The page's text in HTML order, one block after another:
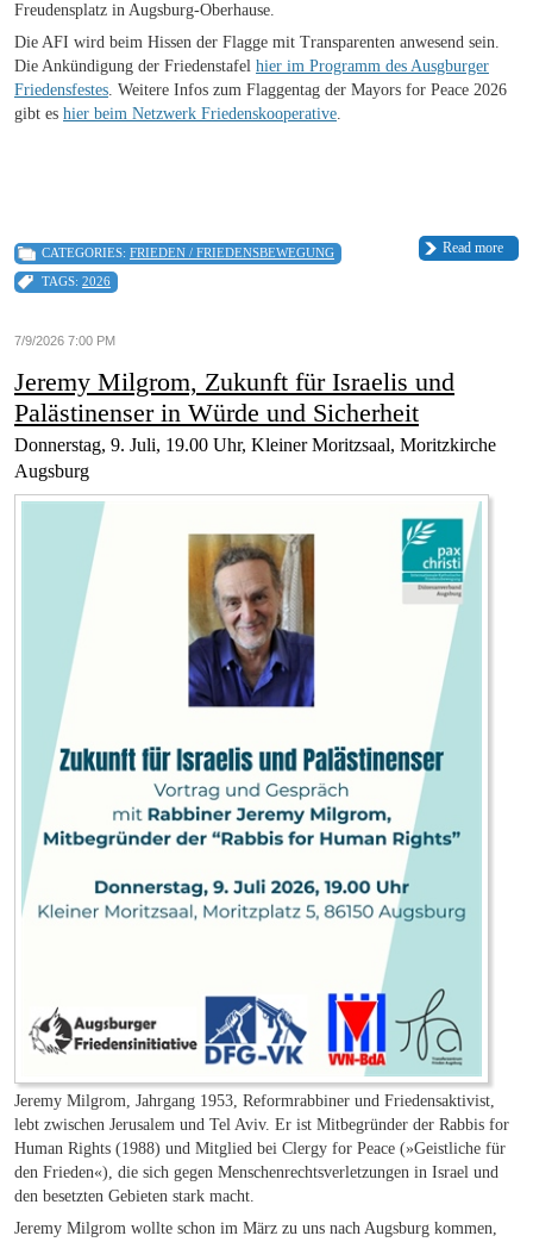
Freudensplatz in Augsburg-Oberhause.
Die AFI wird beim Hissen der Flagge mit Transparenten anwesend sein.
Die Ankündigung der Friedenstafel hier im Programm des Ausgburger
Friedensfestes. Weitere Infos zum Flaggentag der Mayors for Peace 2026
gibt es hier beim Netzwerk Friedenskooperative.
Read more
CATEGORIES: FRIEDEN / FRIEDENSBEWEGUNG
TAGS: 2026
7/9/2026 7:00 PM
Jeremy Milgrom, Zukunft für Israelis und
Palästinenser in Würde und Sicherheit
Donnerstag, 9. Juli, 19.00 Uhr, Kleiner Moritzsaal, Moritzkirche
Augsburg
Jeremy Milgrom, Jahrgang 1953, Reformrabbiner und Friedensaktivist,
lebt zwischen Jerusalem und Tel Aviv. Er ist Mitbegründer der Rabbis for
Human Rights (1988) und Mitglied bei Clergy for Peace (»Geistliche für
den Frieden«), die sich gegen Menschenrechtsverletzungen in Israel und
den besetzten Gebieten stark macht.
Jeremy Milgrom wollte schon im März zu uns nach Augsburg kommen,